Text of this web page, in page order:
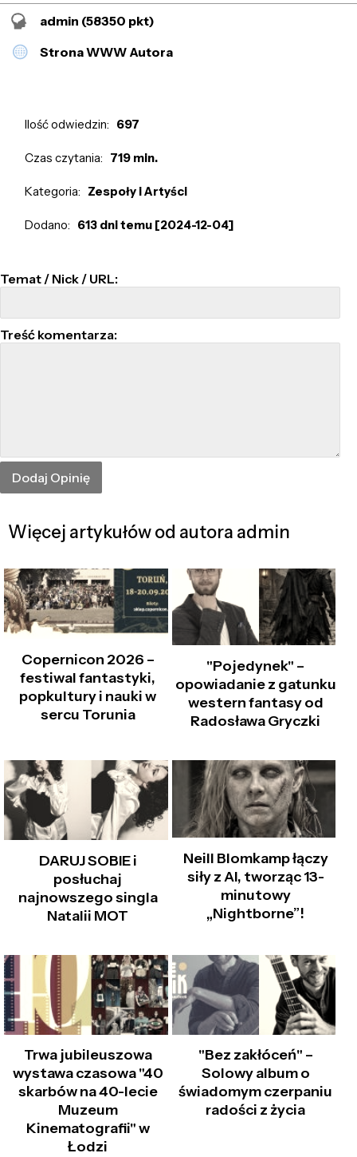
admin (58350 pkt)
Strona WWW Autora
Ilość odwiedzin: 697
Czas czytania: 719 min.
Kategoria: Zespoły i Artyści
Dodano: 613 dni temu [2024-12-04]
Temat / Nick / URL:
Treść komentarza:
Więcej artykułów od autora admin
Copernicon 2026 –
festiwal fantastyki,
popkultury i nauki w
sercu Torunia
"Pojedynek" –
opowiadanie z gatunku
western fantasy od
Radosława Gryczki
DARUJ SOBIE i
posłuchaj
najnowszego singla
Natalii MOT
Neill Blomkamp łączy
siły z AI, tworząc 13-
minutowy
„Nightborne”!
Trwa jubileuszowa
wystawa czasowa "40
skarbów na 40-lecie
Muzeum
Kinematografii" w
Łodzi
"Bez zakłóceń" –
Solowy album o
świadomym czerpaniu
radości z życia